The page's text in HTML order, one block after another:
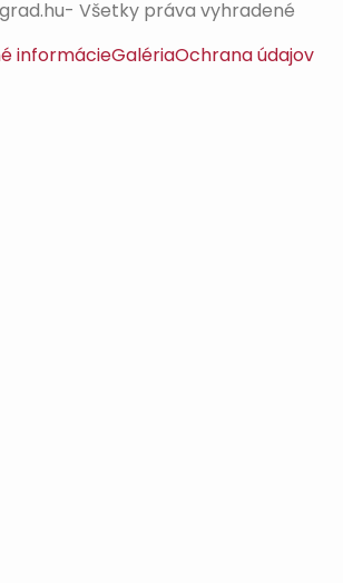
Všetky práva vyhradené
informácieGalériaOchrana údajov